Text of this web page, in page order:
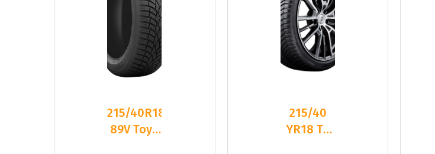
215/40R18
89V Toyo
215/40
YR18 TL